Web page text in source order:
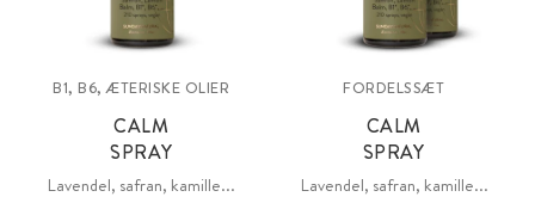
B1, B6, ÆTERISKE OLIER
CALM
SPRAY
Lavendel, safran, kamille...
FORDELSSÆT
CALM
SPRAY
Lavendel, safran, kamille...